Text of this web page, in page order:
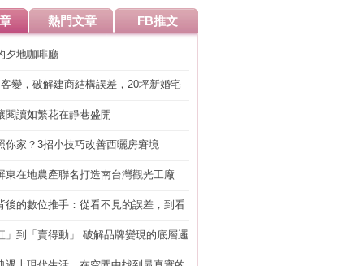
熱門文章 FB推文
夕地咖啡廳
變，破解建商結構誤差，20坪新婚宅
閱讀如繁花在靜巷盛開
你家？3招小技巧改善西曬房窘境
東在地農產聯名打造南台灣觀光工廠
後的數位推手：從看不見的誤差，到看
」到「賣得動」 破解品牌變現的底層邏